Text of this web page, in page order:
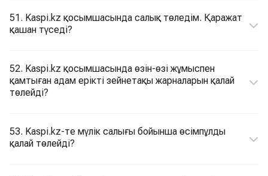
51. Kaspi.kz қосымшасында салық төледім. Қаражат
қашан түседі?
52. Kaspi.kz қосымшасында өзін-өзі жұмыспен
қамтыған адам ерікті зейнетақы жарналарын қалай
төлейді?
53. Kaspi.kz-те мүлік салығы бойынша өсімпұлды
қалай төлейді?